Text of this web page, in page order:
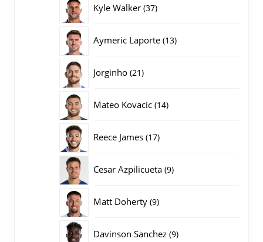
Kyle Walker 3737
Aymeric Laporte 1313
Jorginho 2121
Mateo Kovacic 1414
Reece James 1717
Cesar Azpilicueta 99
Matt Doherty 99
Davinson Sanchez 99